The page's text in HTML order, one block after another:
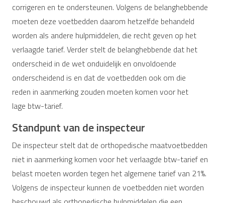
corrigeren en te ondersteunen. Volgens de belanghebbende
moeten deze voetbedden daarom hetzelfde behandeld
worden als andere hulpmiddelen, die recht geven op het
verlaagde tarief. Verder stelt de belanghebbende dat het
onderscheid in de wet onduidelijk en onvoldoende
onderscheidend is en dat de voetbedden ook om die
reden in aanmerking zouden moeten komen voor het
lage btw-tarief.
Standpunt van de inspecteur
De inspecteur stelt dat de orthopedische maatvoetbedden
niet in aanmerking komen voor het verlaagde btw-tarief en
belast moeten worden tegen het algemene tarief van 21%.
Volgens de inspecteur kunnen de voetbedden niet worden